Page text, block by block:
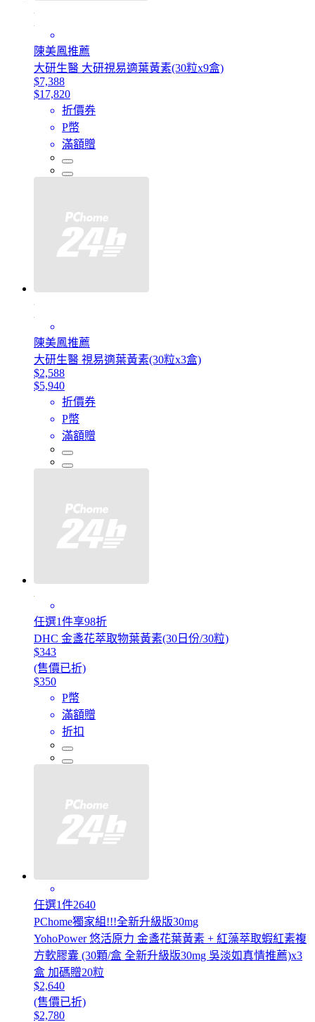
陳美鳳推薦
大研生醫 大研視易適葉黃素(30粒x9盒)
$7,388
$17,820
折價券
P幣
滿額贈
陳美鳳推薦
大研生醫 視易適葉黃素(30粒x3盒)
$2,588
$5,940
折價券
P幣
滿額贈
任選1件享98折
DHC 金盞花萃取物葉黃素(30日份/30粒)
$343
(售價已折)
$350
P幣
滿額贈
折扣
任選1件2640
PChome獨家組!!!全新升級版30mg
YohoPower 悠活原力 金盞花葉黃素 + 紅藻萃取蝦紅素複
方軟膠囊 (30顆/盒 全新升級版30mg 吳淡如真情推薦)x3
盒 加碼贈20粒
$2,640
(售價已折)
$2,780